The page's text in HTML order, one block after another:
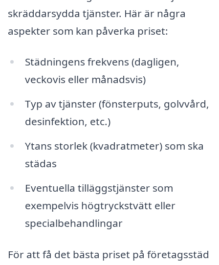
skräddarsydda tjänster. Här är några
aspekter som kan påverka priset:
Städningens frekvens (dagligen,
veckovis eller månadsvis)
Typ av tjänster (fönsterputs, golvvård,
desinfektion, etc.)
Ytans storlek (kvadratmeter) som ska
städas
Eventuella tilläggstjänster som
exempelvis högtryckstvätt eller
specialbehandlingar
För att få det bästa priset på företagsstäd